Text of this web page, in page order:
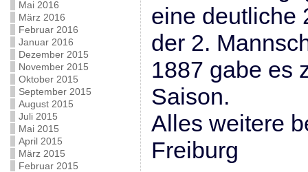
Mai 2016
März 2016
Februar 2016
Januar 2016
Dezember 2015
November 2015
Oktober 2015
September 2015
August 2015
Juli 2015
Mai 2015
April 2015
März 2015
Februar 2015
eine deutliche
der 2.
1887 gabe es
Saison.
Alles weitere
Freiburg